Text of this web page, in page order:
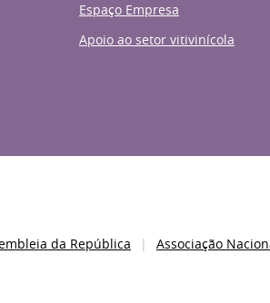
Espaço Empresa
Apoio ao setor vitivinícola
da República Associação